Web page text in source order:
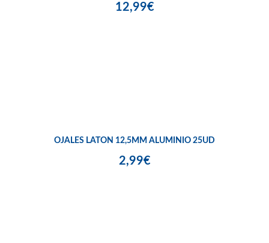
12,99€
OJALES LATON 12,5MM ALUMINIO 25UD
2,99€